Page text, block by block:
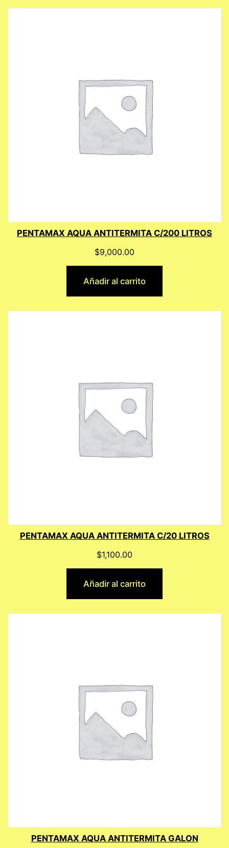
PENTAMAX AQUA ANTITERMITA C/200 LITROS
$9,000.00
Añadir al carrito
PENTAMAX AQUA ANTITERMITA C/20 LITROS
$1,100.00
Añadir al carrito
PENTAMAX AQUA ANTITERMITA GALON